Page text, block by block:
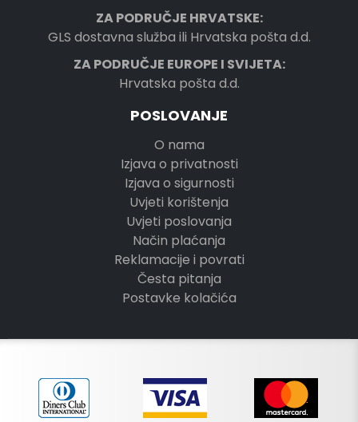
ZA PODRUČJE HRVATSKE:
GLS dostavna služba ili Hrvatska pošta d.d.
ZA PODRUČJE EUROPE I SVIJETA:
Hrvatska pošta d.d.
POSLOVANJE
O nama
Izjava o privatnosti
Izjava o sigurnosti
Uvjeti korištenja
Uvjeti poslovanja
Način plaćanja
Reklamacije i povrati
Česta pitanja
Postavke kolačića